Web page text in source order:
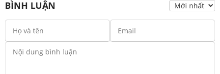
BÌNH LUẬN